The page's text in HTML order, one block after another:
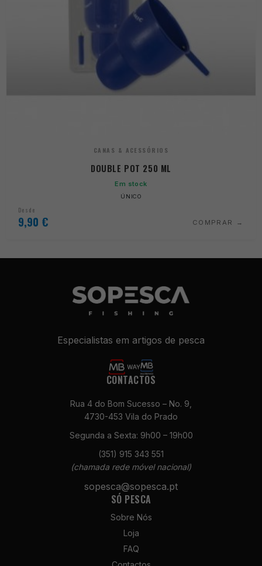
CANAS & ACESSÓRIOS
DOUBLE POT 250 ML
Em stock
ÚNICO
Desde
9,90 € COMPRAR
Especialistas em artigos de pesca
CONTACTOS
Rua 4 do Bom Sucesso – No. 9,
4730-453 Vila do Prado
Segunda a Sexta: 9h00 – 19h00
(351) 915 343 551
(chamada rede móvel nacional)
sopesca@sopesca.pt
SÓ PESCA
Sobre Nós
Loja
FAQ
Necessários
Estatísticas
Para que
possamos
funcionalidade
e a estrutura
do site, com
base na forma
como é
Experiência
nosso site
funcione da
melhor forma
possível
durante a sua
visita,
cookies,